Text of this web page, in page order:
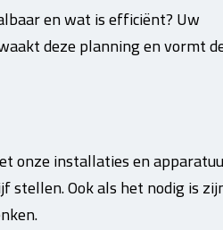
en wat is efficiënt? Uw
deze planning en vormt
onze installaties en
Ook als het nodig is